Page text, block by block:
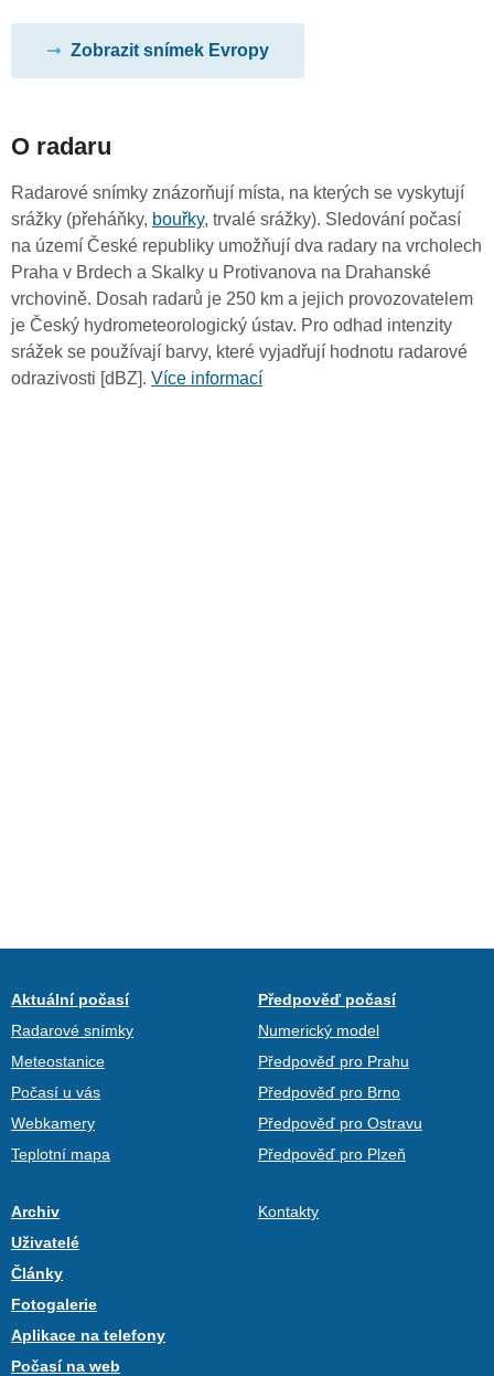
Zobrazit snímek Evropy
O radaru
Radarové snímky znázorňují místa, na kterých se vyskytují
srážky (přeháňky, bouřky, trvalé srážky). Sledování počasí
na území České republiky umožňují dva radary na vrcholech
Praha v Brdech a Skalky u Protivanova na Drahanské
vrchovině. Dosah radarů je 250 km a jejich provozovatelem
je Český hydrometeorologický ústav. Pro odhad intenzity
srážek se používají barvy, které vyjadřují hodnotu radarové
odrazivosti [dBZ]. Více informací
Aktuální počasí
Radarové snímky
Meteostanice
Počasí u vás
Webkamery
Teplotní mapa
Předpověď počasí
Numerický model
Předpověď pro Prahu
Předpověď pro Brno
Předpověď pro Ostravu
Předpověď pro Plzeň
Archiv
Uživatelé
Články
Fotogalerie
Aplikace na telefony
Počasí na web
Kontakty